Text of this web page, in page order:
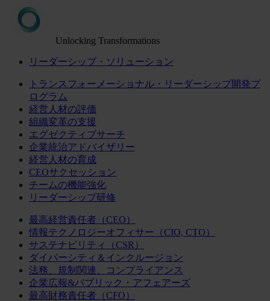
Unlocking Transformations
リーダーシップ・ソリューション
トランスフォーメーショナル・リーダーシップ開発プ
ログラム
経営人材の評価
組織変革の支援
エグゼクティブサーチ
企業統治アドバイザリー
経営人材の育成
CEOサクセッション
チームの機能強化
リーダーシップ研修
最高経営責任者（CEO）
情報テクノロジーオフィサー（CIO, CTO）
サステナビリティ（CSR）
ダイバーシティ＆インクルージョン
法務、規制関連、コンプライアンス
企業広報&パブリック・アフェアーズ
最高財務責任者（CFO）